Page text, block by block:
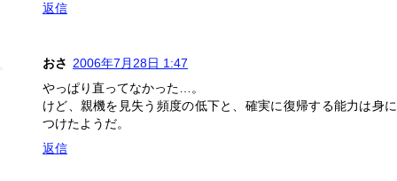
返信
おさ 2006年7月28日 1:47
やっぱり直ってなかった…。
けど、親機を見失う頻度の低下と、確実に復帰する能力は身に
つけたようだ。
返信